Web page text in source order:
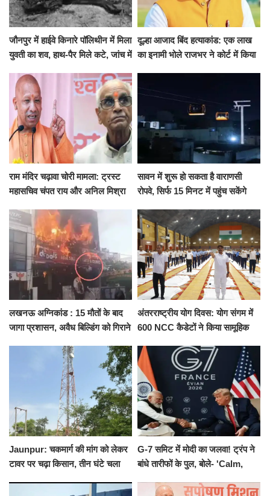
जौनपुर में हाईवे किनारे पॉलिथीन में मिला
युवती का शव, हाथ-पैर मिले कटे, जांच में
दूल्हा आजाद बिंद हत्याकांड: एक लाख
का इनामी भोले राजभर ने कोर्ट में किया
राम मंदिर चढ़ावा चोरी मामला: ट्रस्ट
महासचिव चंपत राय और अनिल मिश्रा
को नहीं...
सावन में शुरू हो सकता है वाराणसी
रोपवे, सिर्फ 15 मिनट में पहुंच सकेंगे
किराया
लखनऊ अग्निकांड : 15 मौतों के बाद
जागा प्रशासन, अवैध बिल्डिंग को गिराने
अंतरराष्ट्रीय योग दिवस: योग संगम में
600 NCC कैडेटों ने किया सामूहिक
संकल्प
Jaunpur: चकमार्ग की मांग को लेकर
टावर पर चढ़ा किसान, तीन घंटे चला
G-7 समिट में मोदी का जलवा! ट्रंप ने
बांधे तारीफों के पुल, बोले- 'Calm,